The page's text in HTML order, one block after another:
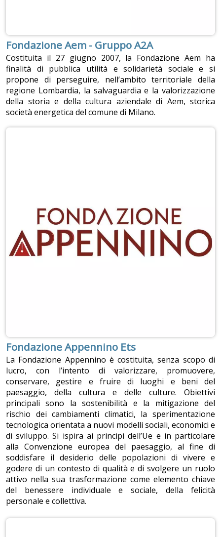
Fondazione Aem - Gruppo A2A
Costituita il 27 giugno 2007, la Fondazione Aem ha
finalità di pubblica utilità e solidarietà sociale e si
propone di perseguire, nell’ambito territoriale della
regione Lombardia, la salvaguardia e la valorizzazione
della storia e della cultura aziendale di Aem, storica
società energetica del comune di Milano.
Fondazione Appennino Ets
La Fondazione Appennino è costituita, senza scopo di
lucro, con l’intento di valorizzare, promuovere,
conservare, gestire e fruire di luoghi e beni del
paesaggio, della cultura e delle culture. Obiettivi
principali sono la sostenibilità e la mitigazione del
rischio dei cambiamenti climatici, la sperimentazione
tecnologica orientata a nuovi modelli sociali, economici e
di sviluppo. Si ispira ai principi dell’Ue e in particolare
alla Convenzione europea del paesaggio, al fine di
soddisfare il desiderio delle popolazioni di vivere e
godere di un contesto di qualità e di svolgere un ruolo
attivo nella sua trasformazione come elemento chiave
del benessere individuale e sociale, della felicità
personale e collettiva.